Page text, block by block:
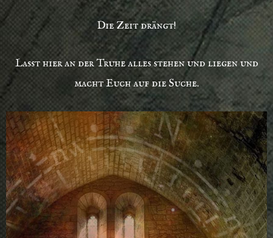
Die Zeit drängt!
Lasst hier an der Truhe alles stehen und liegen und
macht Euch auf die Suche.